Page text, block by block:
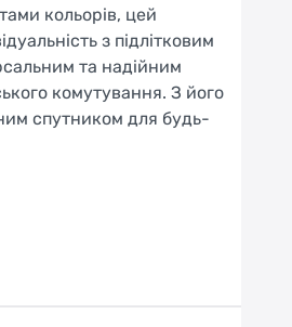
кольорів, цей
з підлітковим
та надійним
комутування. З його
спутником для будь-